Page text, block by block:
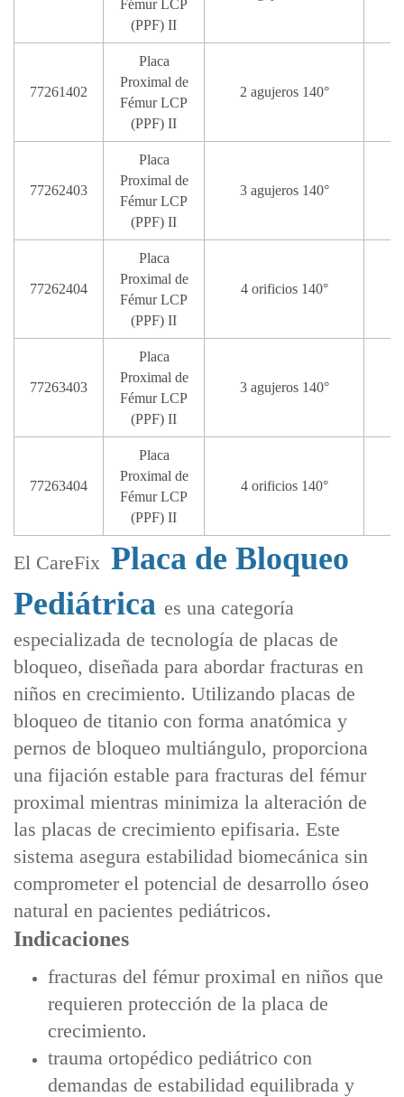
Fémur LCP
(PPF) II
77261402
Placa
Proximal de
Fémur LCP
(PPF) II
2 agujeros 140°
77262403
Placa
Proximal de
Fémur LCP
(PPF) II
3 agujeros 140°
77262404
Placa
Proximal de
Fémur LCP
(PPF) II
4 orificios 140°
77263403
Placa
Proximal de
Fémur LCP
(PPF) II
3 agujeros 140°
77263404
Placa
Proximal de
Fémur LCP
(PPF) II
4 orificios 140°
El CareFix ‌ Placa de Bloqueo
Pediátrica es una categoría
especializada de tecnología de placas de
bloqueo, diseñada para abordar fracturas en
niños en crecimiento. Utilizando ‌placas de
bloqueo de titanio con forma anatómica‌ y
‌pernos de bloqueo multiángulo‌, proporciona
una fijación estable para ‌fracturas del fémur
proximal‌ mientras minimiza la alteración de
las ‌placas de crecimiento epifisaria‌. Este
sistema asegura estabilidad biomecánica sin
comprometer el potencial de desarrollo óseo
natural en pacientes pediátricos.
Indicaciones
fracturas del fémur proximal en niños que
requieren protección de la placa de
crecimiento.
trauma ortopédico pediátrico con
demandas de estabilidad equilibrada y